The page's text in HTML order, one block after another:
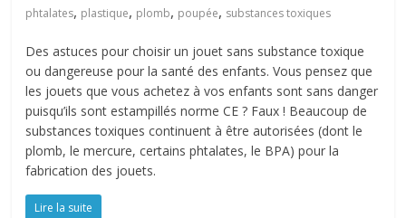
phtalates, plastique, plomb, poupée, substances toxiques
Des astuces pour choisir un jouet sans substance toxique
ou dangereuse pour la santé des enfants. Vous pensez que
les jouets que vous achetez à vos enfants sont sans danger
puisqu’ils sont estampillés norme CE ? Faux ! Beaucoup de
substances toxiques continuent à être autorisées (dont le
plomb, le mercure, certains phtalates, le BPA) pour la
fabrication des jouets.
Lire la suite